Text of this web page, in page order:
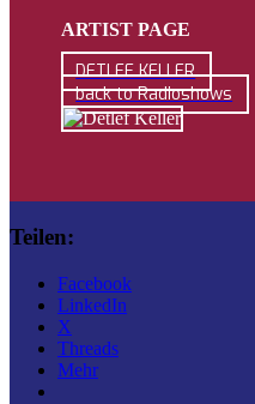
ARTIST PAGE
DETLEF KELLER
back to Radioshows
Teilen:
Facebook
LinkedIn
X
Threads
Mehr